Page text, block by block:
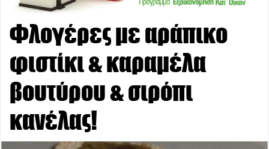
Φλογέρες με αράπικο
φιστίκι & καραμέλα
βουτύρου & σιρόπι
κανέλας!